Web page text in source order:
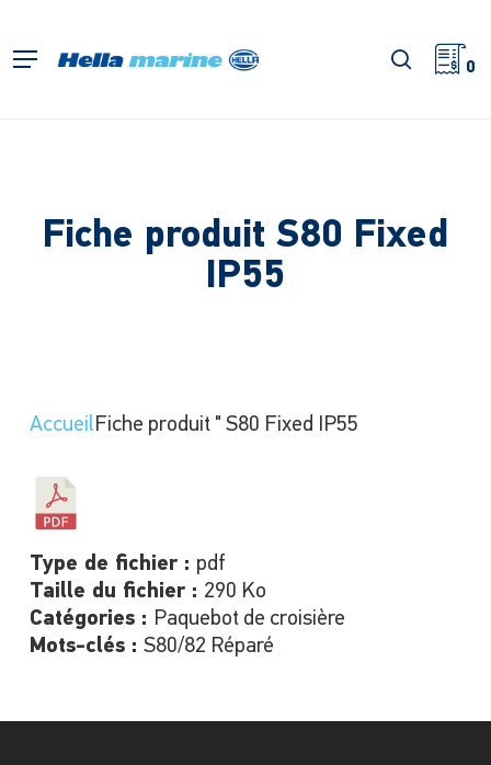
l'accueil
Menu 0
Fiche produit S80 Fixed
IP55
AccueilFiche produit" S80 Fixed IP55
Type de fichier : pdf
Taille du fichier : 290 Ko
Catégories : Paquebot de croisière
Mots-clés : S80/82 Réparé